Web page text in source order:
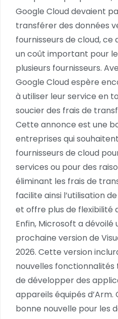
Google Cloud devaient
transférer des données
fournisseurs de cloud,
un coût important pour
plusieurs fournisseurs.
Google Cloud espère
à utiliser leur service en
soucier des frais de
Cette annonce est une
entreprises qui
fournisseurs de cloud
services ou pour des
éliminant les frais de
facilite ainsi l’utilisation
et offre plus de flexibilité
Enfin, Microsoft a dévoilé
prochaine version de
2026. Cette version
nouvelles fonctionnalités
de développer des
appareils équipés
bonne nouvelle pour les